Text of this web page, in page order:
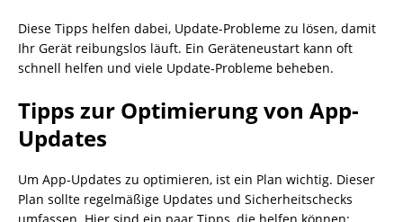
Diese Tipps helfen dabei, Update-Probleme zu lösen, damit
Ihr Gerät reibungslos läuft. Ein Geräteneustart kann oft
schnell helfen und viele Update-Probleme beheben.
Tipps zur Optimierung von App-
Updates
Um App-Updates zu optimieren, ist ein Plan wichtig. Dieser
Plan sollte regelmäßige Updates und Sicherheitschecks